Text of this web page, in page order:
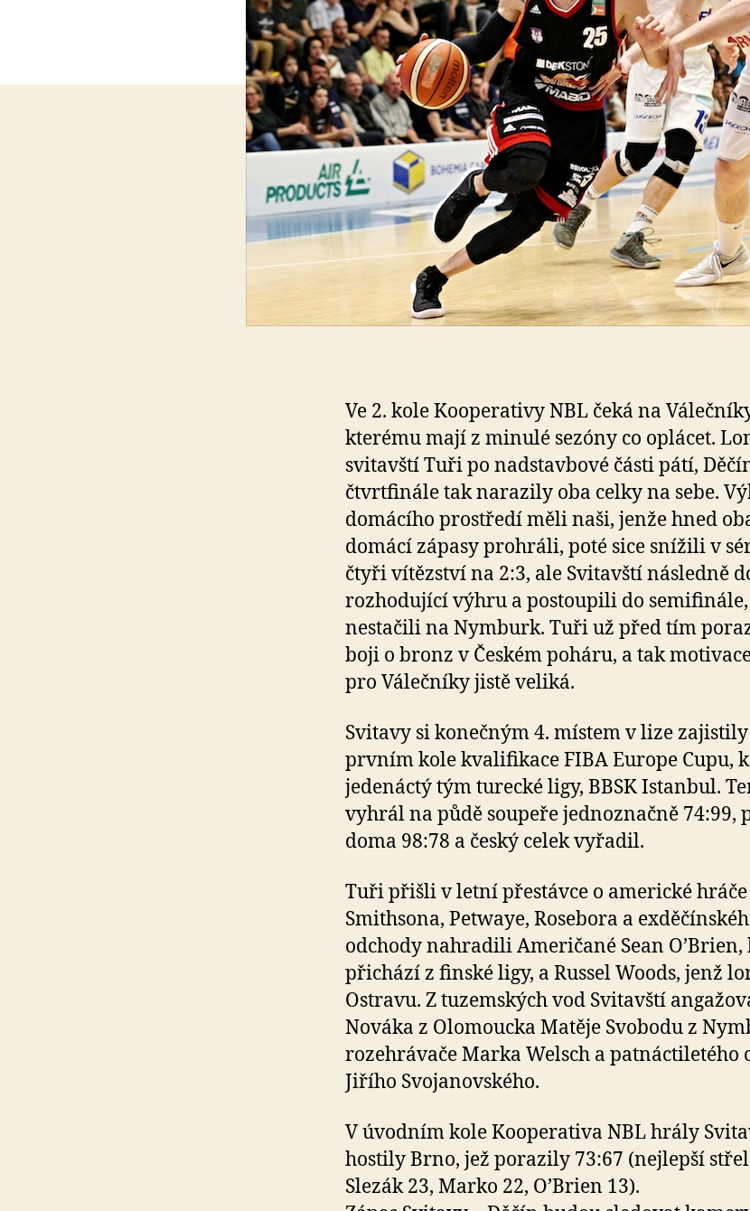
Ve 2. kole Kooperativy NBL čeká na
kterému mají z minulé sezóny co oplácet.
svitavští Tuři po nadstavbové části pátí,
čtvrtfinále tak narazily oba celky na sebe.
domácího prostředí měli naši, jenže hned
domácí zápasy prohráli, poté sice snížili v
čtyři vítězství na 2:3, ale Svitavští následně
rozhodující výhru a postoupili do semifinále,
nestačili na Nymburk. Tuři už před tím
boji o bronz v Českém poháru, a tak
pro Válečníky jistě veliká.
Svitavy si konečným 4. místem v lize
prvním kole kvalifikace FIBA Europe Cupu,
jedenáctý tým turecké ligy, BBSK Istanbul.
vyhrál na půdě soupeře jednoznačně 74:99,
doma 98:78 a český celek vyřadil.
Tuři přišli v letní přestávce o americké
Smithsona, Petwaye, Rosebora a
odchody nahradili Američané Sean
přichází z finské ligy, a Russel Woods, jenž
Ostravu. Z tuzemských vod Svitavští
Nováka z Olomoucka Matěje Svobodu z
rozehrávače Marka Welsch a patnáctiletého
Jiřího Svojanovského.
V úvodním kole Kooperativa NBL hrály
hostily Brno, jež porazily 73:67 (nejlepší
Slezák 23, Marko 22, O’Brien 13).